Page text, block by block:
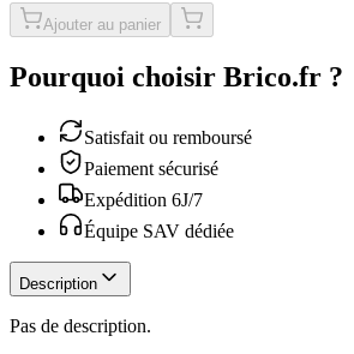
Ajouter au panier
Pourquoi choisir Brico.fr ?
Satisfait ou remboursé
Paiement sécurisé
Expédition 6J/7
Équipe SAV dédiée
Description
Pas de description.